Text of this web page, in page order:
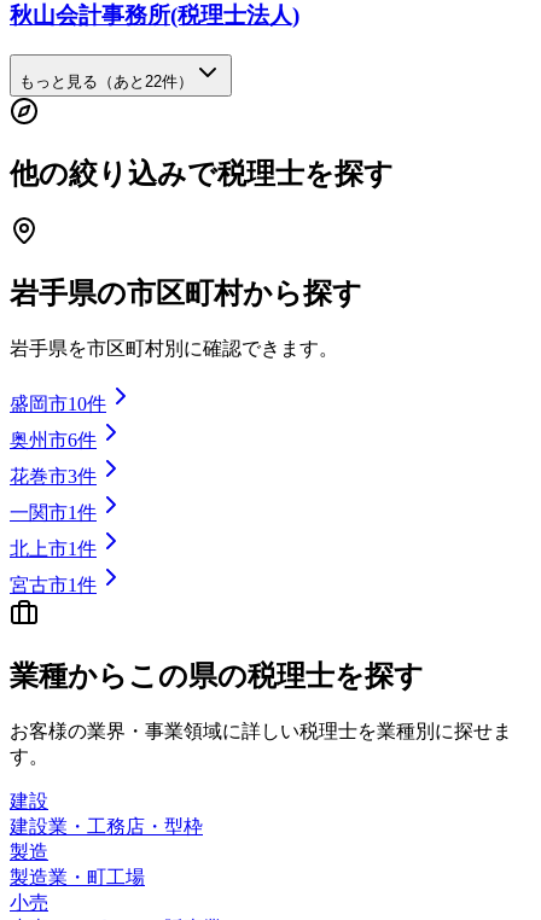
秋山会計事務所(税理士法人)
もっと見る（あと 22件）
他の絞り込みで税理士を探す
岩手県の市区町村から探す
岩手県を市区町村別に確認できます。
盛岡市10件
奥州市6件
花巻市3件
一関市1件
北上市1件
宮古市1件
業種からこの県の税理士を探す
お客様の業界・事業領域に詳しい税理士を業種別に探せま
す。
建設
建設業・工務店・型枠
製造
製造業・町工場
小売